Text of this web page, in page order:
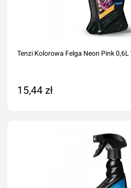
Tenzi Kolorowa Felga Neon Pink
15,44 zł